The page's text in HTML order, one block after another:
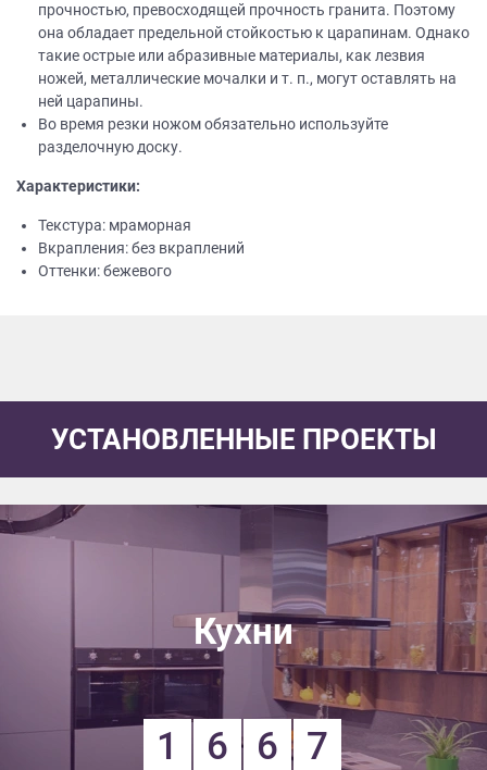
прочностью, превосходящей прочность гранита. Поэтому
она обладает предельной стойкостью к царапинам. Однако
такие острые или абразивные материалы, как лезвия
ножей, металлические мочалки и т. п., могут оставлять на
ней царапины.
Во время резки ножом обязательно используйте
разделочную доску.
Характеристики:
Текстура: мраморная
Вкрапления: без вкраплений
Оттенки: бежевого
УСТАНОВЛЕННЫЕ ПРОЕКТЫ
Кухни
1 6 6 7